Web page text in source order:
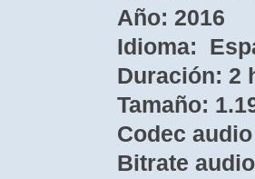
Año: 2016
Idioma:
Duración: 2
Tamaño:
Codec
Bitrate